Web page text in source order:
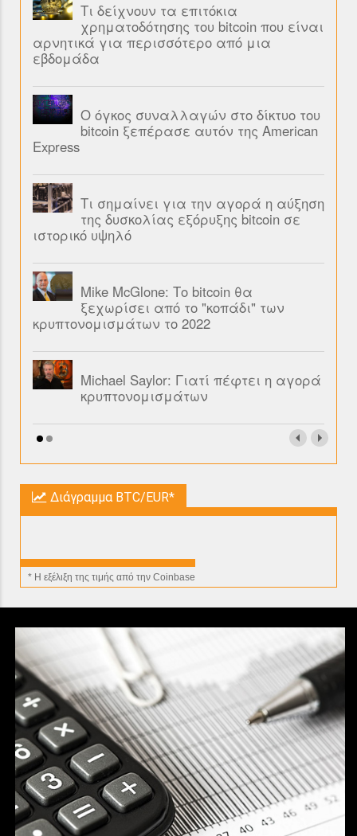
Τι δείχνουν τα επιτόκια
χρηματοδότησης του bitcoin που είναι
αρνητικά για περισσότερο από μια
εβδομάδα
Ο όγκος συναλλαγών στο δίκτυο του
bitcoin ξεπέρασε αυτόν της American
Express
Τι σημαίνει για την αγορά η αύξηση
της δυσκολίας εξόρυξης bitcoin σε
ιστορικό υψηλό
Mike McGlone: Το bitcoin θα
ξεχωρίσει από το "κοπάδι" των
κρυπτονομισμάτων το 2022
Michael Saylor: Γιατί πέφτει η αγορά
κρυπτονομισμάτων
Διάγραμμα BTC/EUR*
* H εξέλιξη της τιμής από την Coinbase